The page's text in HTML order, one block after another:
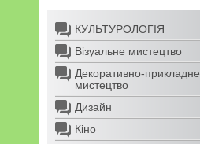
КУЛЬТУРОЛОГІЯ
Візуальне мистецтво
Декоративно-прикладне
мистецтво
Дизайн
Кіно